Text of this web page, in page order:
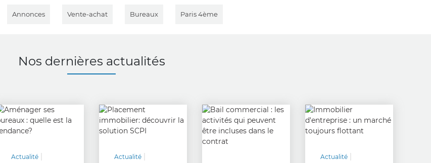
Annonces Vente-achat Bureaux Paris 4ème
Nos dernières actualités
Actualité
Actualité
Actualité